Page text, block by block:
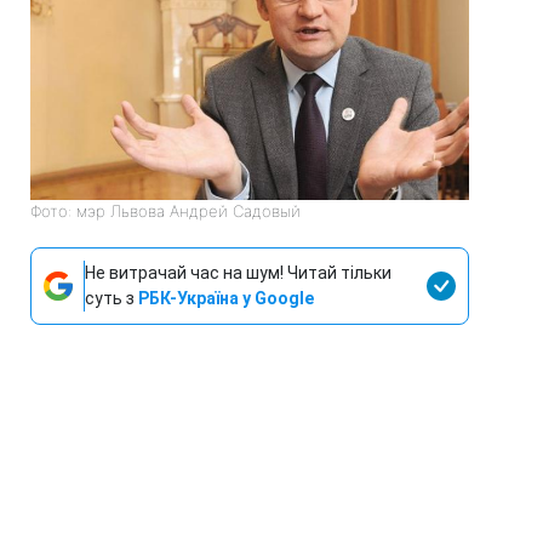
Фото: мэр Львова Андрей Садовый
Не витрачай час на шум! Читай тільки
суть з РБК-Україна у Google